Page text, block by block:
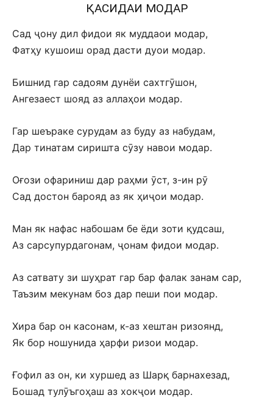
ҚАСИДАИ МОДАР
Сад ҷону дил фидои як муддаои модар,
Фатҳу кушоиш орад дасти дуои модар.
Бишнид гар садоям дунёи сахтгӯшон,
Ангезаест шояд аз аллаҳои модар.
Гар шеъраке сурудам аз буду аз набудам,
Дар тинатам сиришта сӯзу навои модар.
Оғози офариниш дар раҳми ӯст, з-ин рӯ
Сад достон барояд аз як ҳиҷои модар.
Ман як нафас набошам бе ёди зоти қудсаш,
Аз сарсупурдагонам, ҷонам фидои модар.
Аз сатвату зи шуҳрат гар бар фалак занам сар,
Таъзим мекунам боз дар пеши пои модар.
Хира бар он касонам, к-аз хештан ризоянд,
Як бор ношунида ҳарфи ризои модар.
Ғофил аз он, ки хуршед аз Шарқ барнахезад,
Бошад тулӯъгоҳаш аз хокҷои модар.